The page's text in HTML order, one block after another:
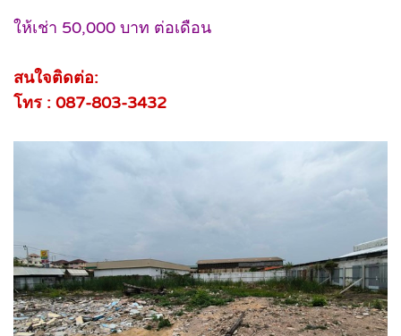
ให้เช่า 50,000 บาท ต่อเดือน
สนใจติดต่อ:
โทร : 087-803-3432